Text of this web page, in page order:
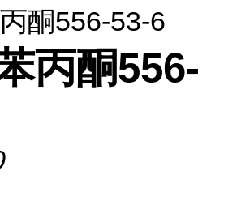
酮556-53-6
丙酮556-